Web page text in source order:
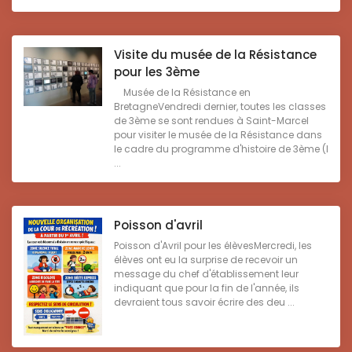
Visite du musée de la Résistance
pour les 3ème
Musée de la Résistance en
BretagneVendredi dernier, toutes les classes
de 3ème se sont rendues à Saint-Marcel
pour visiter le musée de la Résistance dans
le cadre du programme d'histoire de 3ème (l
...
Poisson d'avril
Poisson d'Avril pour les élèvesMercredi, les
élèves ont eu la surprise de recevoir un
message du chef d'établissement leur
indiquant que pour la fin de l'année, ils
devraient tous savoir écrire des deu ...